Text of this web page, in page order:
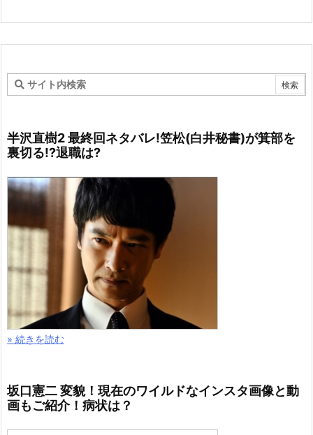
半沢直樹2 最終回ネタバレ!笠松(白井秘書)が箕部を
裏切る!?退職は?
» 続きを読む
坂口憲二 変貌！現在のワイルドなインスタ画像と動
画もご紹介！病状は？